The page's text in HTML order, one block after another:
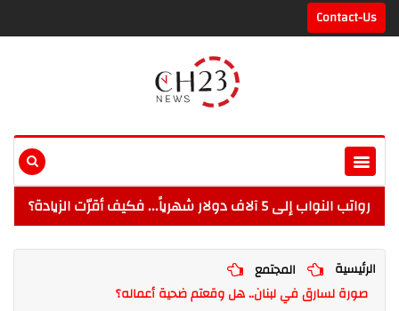
Contact-Us
رواتب النواب إلى 5 آلاف دولار شهرياً... فكيف أقرّت الزيادة؟
الرئيسية
المجتمع
صورة لسارق في لبنان.. هل وقعتم ضحية أعماله؟